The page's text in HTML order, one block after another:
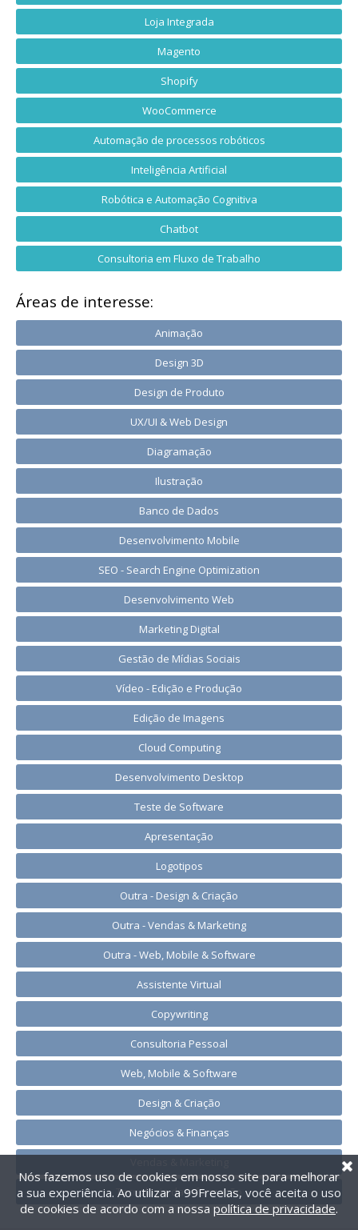
Loja Integrada
Magento
Shopify
WooCommerce
Automação de processos robóticos
Inteligência Artificial
Robótica e Automação Cognitiva
Chatbot
Consultoria em Fluxo de Trabalho
Áreas de interesse:
Animação
Design 3D
Design de Produto
UX/UI & Web Design
Diagramação
Ilustração
Banco de Dados
Desenvolvimento Mobile
SEO - Search Engine Optimization
Desenvolvimento Web
Marketing Digital
Gestão de Mídias Sociais
Vídeo - Edição e Produção
Edição de Imagens
Cloud Computing
Desenvolvimento Desktop
Teste de Software
Apresentação
Logotipos
Outra - Design & Criação
Outra - Vendas & Marketing
Outra - Web, Mobile & Software
Assistente Virtual
Copywriting
Consultoria Pessoal
Web, Mobile & Software
Design & Criação
Negócios & Finanças
Tecnologia da Informação
Nós fazemos uso de cookies em nosso site para melhorar
a sua experiência. Ao utilizar a 99Freelas, você aceita o uso
de cookies de acordo com a nossa política de privacidade.